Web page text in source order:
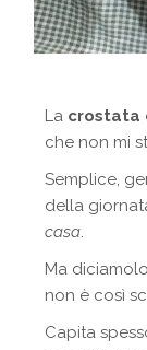
La crostata
che non mi
Semplice,
della
casa.
Ma
non è così
Capita